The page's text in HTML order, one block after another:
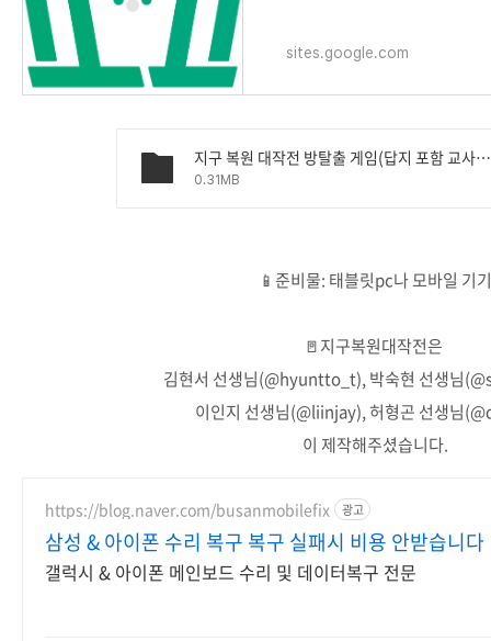
sites.google.com
지구 복원 대작전 방탈출 게임(답지 포함 교사용 가이드).pdf
0.31MB
📱준비물: 태블릿pc나 모바일 기기
🚪지구복원대작전은
김현서 선생님(@hyuntto_t), 박숙현 선생님
이인지 선생님(@liinjay), 허형곤 선생님
이 제작해주셨습니다.
https://blog.naver.com/busanmobilefix 광고
삼성 & 아이폰 수리 복구 복구 실패시 비용 안받습니다
갤럭시 & 아이폰 메인보드 수리 및 데이터복구 전문